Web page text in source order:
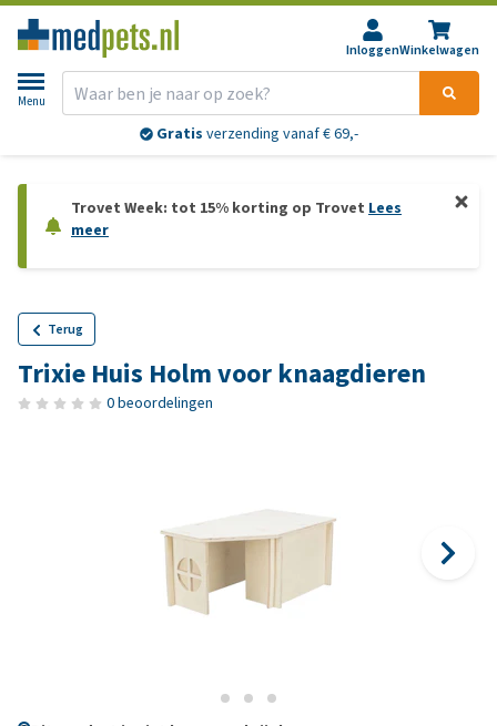
InloggenWinkelwagen
Menu
Gratis verzending vanaf € 69,-
Trovet Week: tot 15% korting op Trovet Lees
meer
Terug
Trixie Huis Holm voor knaagdieren
0 beoordelingen